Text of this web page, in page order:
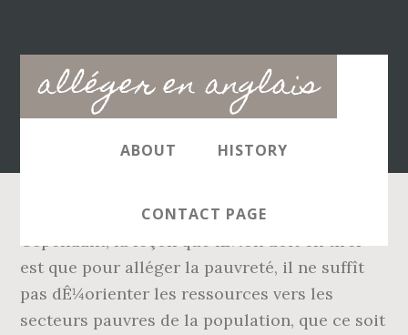
alléger en anglais
Main
navigation
ABOUT HISTORY
CONTACT PAGE
Cependant, la leçon que lÊ¼on doit en tirer
est que pour alléger la pauvreté, il ne suffît
pas dÊ¼orienter les ressources vers les
secteurs pauvres de la population, que ce soit